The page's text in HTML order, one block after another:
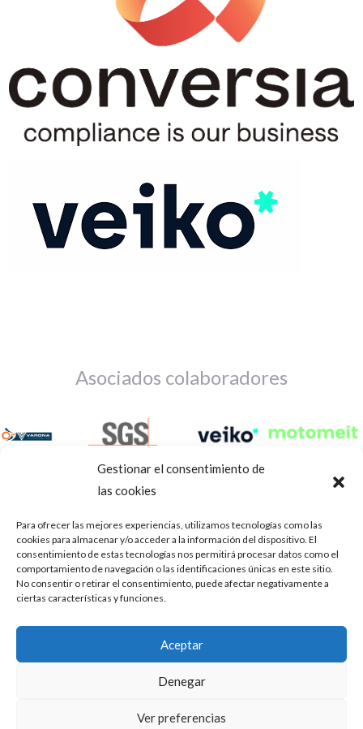
Gestionar el consentimiento de
las cookies
Para ofrecer las mejores experiencias, utilizamos tecnologías como las
cookies para almacenar y/o acceder a la información del dispositivo. El
consentimiento de estas tecnologías nos permitirá procesar datos como el
comportamiento de navegación o las identificaciones únicas en este sitio.
No consentir o retirar el consentimiento, puede afectar negativamente a
ciertas características y funciones.
Aceptar
Denegar
Ver preferencias
Asociados colaboradores
Aviso Legal Política de privacidad Portal de transparencia
ASOCIACIÓN DE TALLERES DE REPARACIÓN DE
AUTOMÓVILES • CIF: G14023832
Mediación, Arbitraje y Conciliación, de la Consejería de Empleo
Puedes aprender más sobre qué cookies utilizamos o